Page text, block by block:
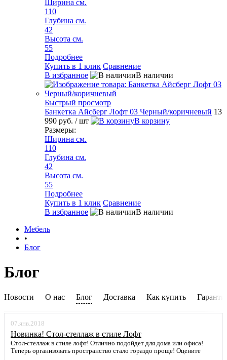
Ширина см.
110
Глубина см.
42
Высота см.
55
Подробнее
Купить в 1 клик Сравнение
В избранное
В наличии
Быстрый просмотр
Банкетка Айсберг Лофт 03 Черный/коричневый 13
990 руб. / шт
В корзину
Размеры:
Ширина см.
110
Глубина см.
42
Высота см.
55
Подробнее
Купить в 1 клик Сравнение
В избранное
В наличии
Мебель
•
Блог
Блог
Новости О нас Блог Доставка Как купить
07.янв.2018
Новинка! Стол-стеллаж в стиле Лофт
Стол-стеллаж в стиле лофт! Отлично подойдет для дома или офиса!
Теперь организовать пространство стало гораздо проще! Оцените